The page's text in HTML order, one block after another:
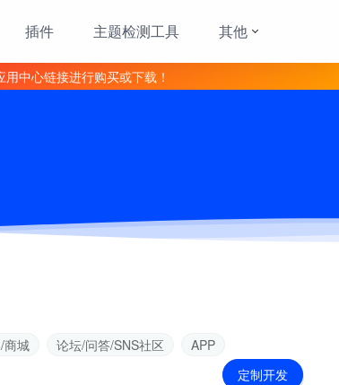
插件 主题检测工具 其他
中心链接进行购买或下载！
商城 论坛/问答/SNS社区
APP
定制开发